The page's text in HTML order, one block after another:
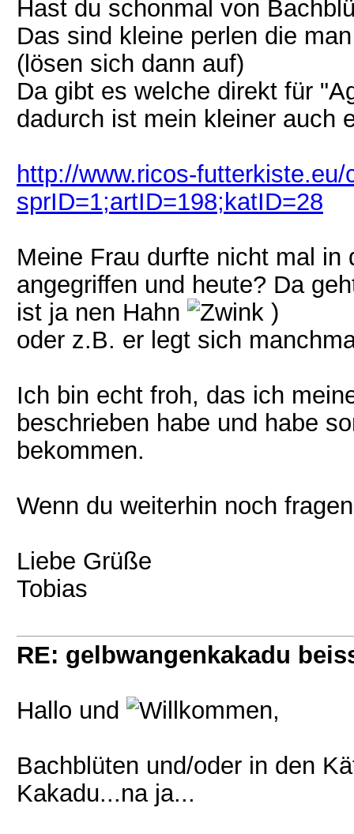
Hast du schonmal von
Das sind kleine perlen die
(lösen sich dann auf)
Da gibt es welche direkt für
dadurch ist mein kleiner auch
http://www.ricos-
sprID=1;artID=198;katID=28
Meine Frau durfte nicht mal
angegriffen und heute? Da
ist ja nen Hahn
)
oder z.B. er legt sich
Ich bin echt froh, das ich
beschrieben habe und habe
bekommen.
Wenn du weiterhin noch
Liebe Grüße
Tobias
RE: gelbwangenkakadu
Hallo und ,
Bachblüten und/oder in den
Kakadu...na ja...